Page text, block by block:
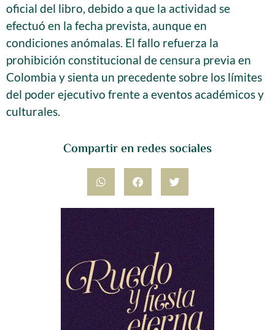
Compartir en redes sociales
oficial del libro, debido a que la actividad se
efectuó en la fecha prevista, aunque en
condiciones anómalas. El fallo refuerza la
prohibición constitucional de censura previa en
Colombia y sienta un precedente sobre los límites
del poder ejecutivo frente a eventos académicos y
culturales.